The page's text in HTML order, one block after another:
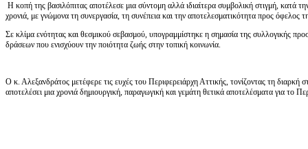
Η κοπή της βασιλόπιτας αποτέλεσε μια σύντομη αλλά ιδιαίτερα συμβολική στιγμή, κατά
χρονιά, με γνώμονα τη συνεργασία, τη συνέπεια και την αποτελεσματικότητα προς όφελος
Σε κλίμα ενότητας και θεσμικού σεβασμού, υπογραμμίστηκε η σημασία της συλλογικής
δράσεων που ενισχύουν την ποιότητα ζωής στην τοπική κοινωνία.
Ο κ. Αλεξανδράτος μετέφερε τις ευχές του Περιφερειάρχη Αττικής, τονίζοντας τη διαρκή
αποτελέσει μια χρονιά δημιουργική, παραγωγική και γεμάτη θετικά αποτελέσματα για το